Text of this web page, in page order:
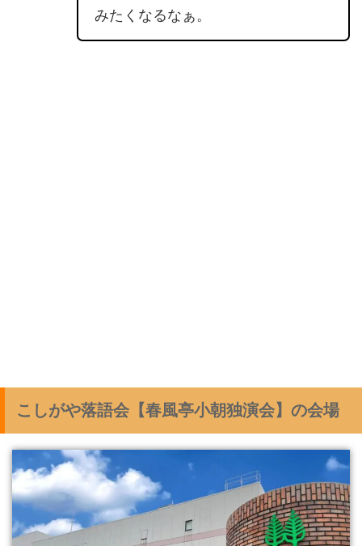
みたくなるなぁ。
こしがや落語会【春風亭小朝独演会】の会場